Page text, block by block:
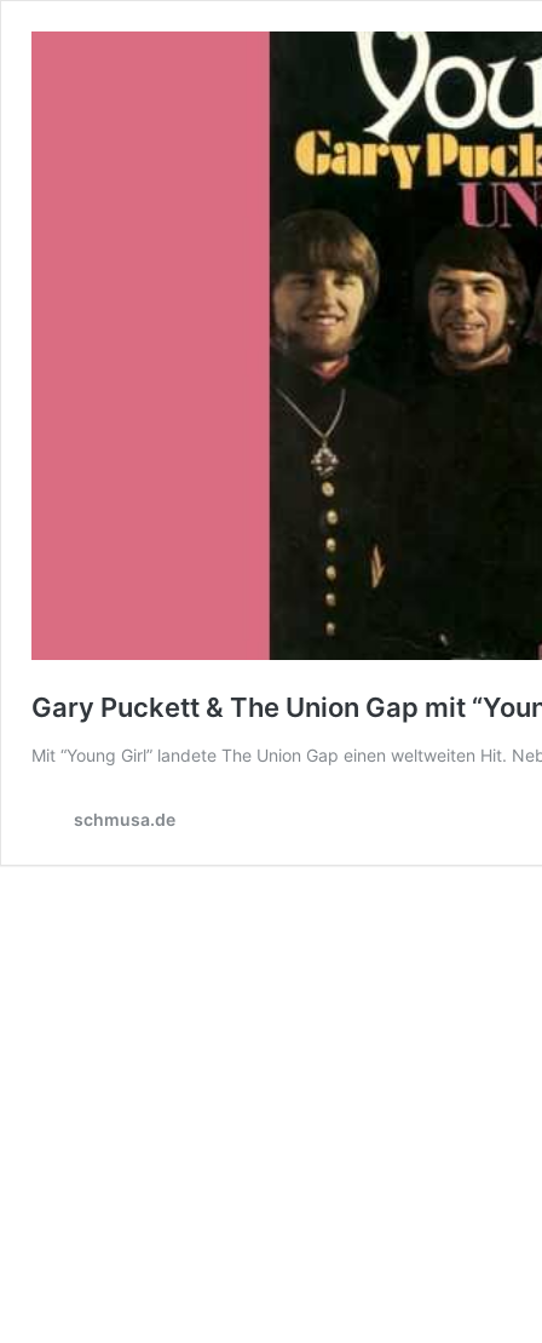
Gary Puckett & The Union Gap mit
Mit “Young Girl” landete The Union Gap einen weltweiten Hit.
schmusa.de